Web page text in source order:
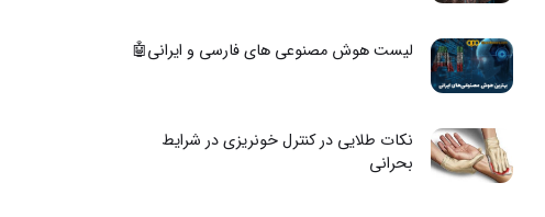
لیست هوش مصنوعی های فارسی و ایرانی🤖
نکات طلایی در کنترل خونریزی در شرایط
بحرانی